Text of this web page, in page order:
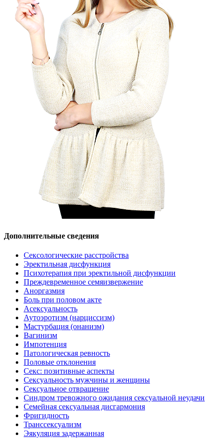
Дополнительные сведения
Сексологические расстройства
Эректильная дисфункция
Психотерапия при эректильной дисфункции
Преждевременное семяизвержение
Аноргазмия
Боль при половом акте
Асексуальность
Аутоэротизм (нарциссизм)
Мастурбация (онанизм)
Вагинизм
Импотенция
Патологическая ревность
Половые отклонения
Секс: позитивные аспекты
Сексуальность мужчины и женщины
Сексуальное отвращение
Синдром тревожного ожидания сексуальной неудачи
Семейная сексуальная дисгармония
Фригидность
Транссексуализм
Эякуляция задержанная